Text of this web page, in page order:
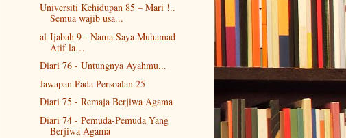
Universiti Kehidupan 85 – Mari !..
Semua wajib usa...
al-Ijabah 9 - Nama Saya Muhamad
Atif la…
Diari 76 - Untungnya Ayahmu...
Jawapan Pada Persoalan 25
Diari 75 - Remaja Berjiwa Agama
Diari 74 - Pemuda-Pemuda Yang
Berjiwa Agama